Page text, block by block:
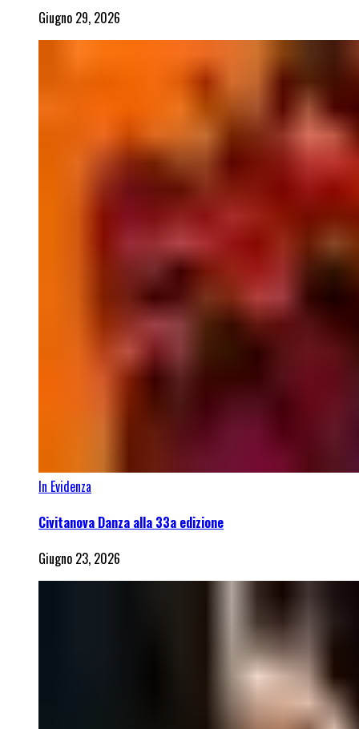
Giugno 29, 2026
In Evidenza
Civitanova Danza alla 33a edizione
Giugno 23, 2026